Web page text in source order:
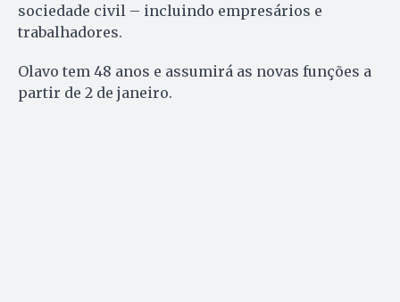
sociedade civil – incluindo empresários e
trabalhadores.
Olavo tem 48 anos e assumirá as novas funções a
partir de 2 de janeiro.